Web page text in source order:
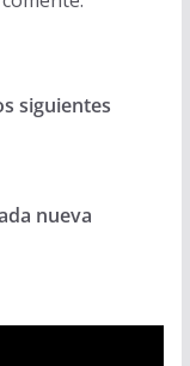
siguientes
nueva